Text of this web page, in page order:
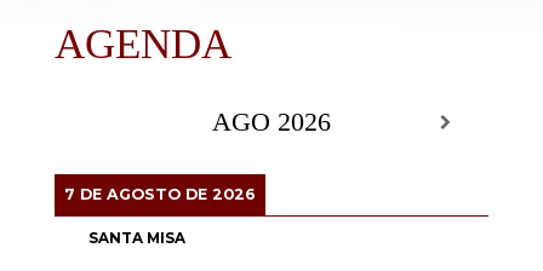
AGENDA
AGO 2026
7 DE AGOSTO DE 2026
SANTA MISA